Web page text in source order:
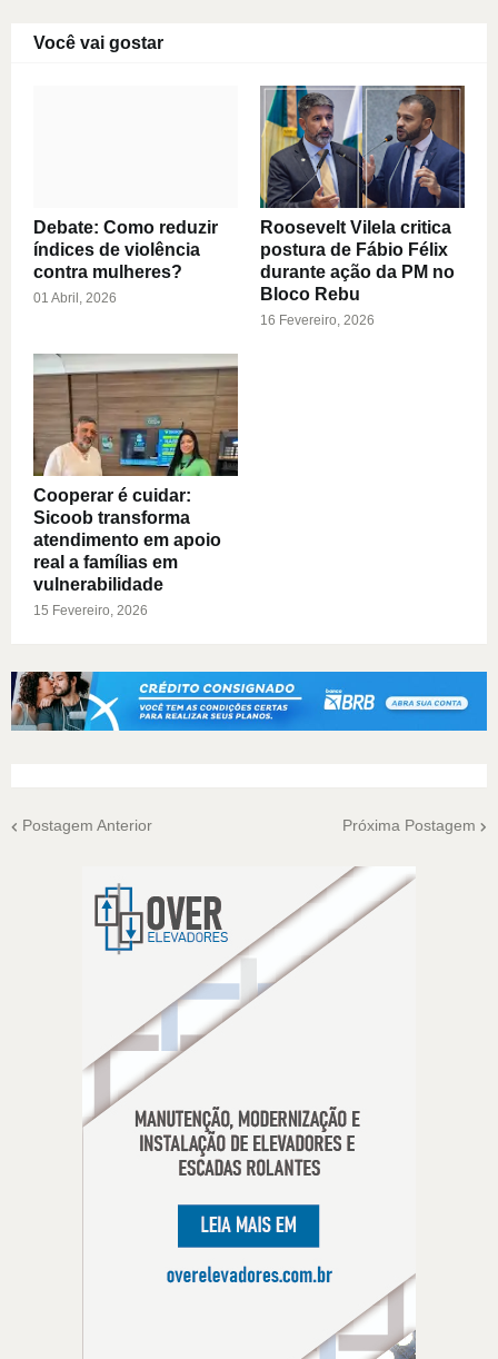
Você vai gostar
Debate: Como reduzir
índices de violência
contra mulheres?
01 Abril, 2026
Roosevelt Vilela critica
postura de Fábio Félix
durante ação da PM no
Bloco Rebu
16 Fevereiro, 2026
Cooperar é cuidar:
Sicoob transforma
atendimento em apoio
real a famílias em
vulnerabilidade
15 Fevereiro, 2026
Postagem Anterior Próxima Postagem